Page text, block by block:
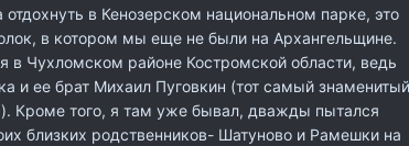
в Кенозерском национальном парке, это
в котором мы еще не были на Архангельщине.
в Чухломском районе Костромской области, ведь
и ее брат Михаил Пуговкин (тот самый
Кроме того, я там уже бывал, дважды пытался
близких родственников- Шатуново и Рамешки на